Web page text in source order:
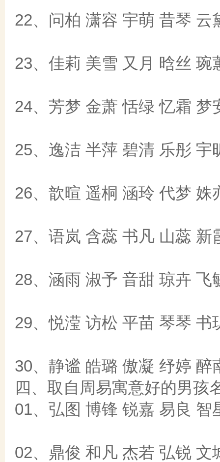
22、问柏 潇容 宇萌 昔琴 云
23、佳莉 美雪 又月 晗丝 琬
24、芳梦 金萧 恬绿 忆霜 梦
25、逸洁 半萍 碧清 乐彤 宇
26、歆暄 遥桐 涵玲 代梦 姝
27、语岚 含蕊 书凡 山蕊 新
28、涵雨 淑予 音甜 琼卉 飞
29、悦滢 访松 平苗 琴琴 书
30、静谧 皓璐 傲凝 纾婷 醉
四、取自周易寓意好的男孩
01、弘图 博锋 锐嘉 易良 智
02、鼎俊 和凡 杰若 弘锐 文